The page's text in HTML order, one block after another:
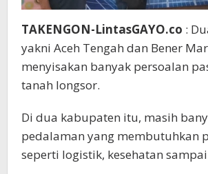
TAKENGON-LintasGAYO.co :
yakni Aceh Tengah dan Bener
menyisakan banyak persoalan
tanah longsor.
Di dua kabupaten itu, masih
pedalaman yang membutuhkan
seperti logistik, kesehatan